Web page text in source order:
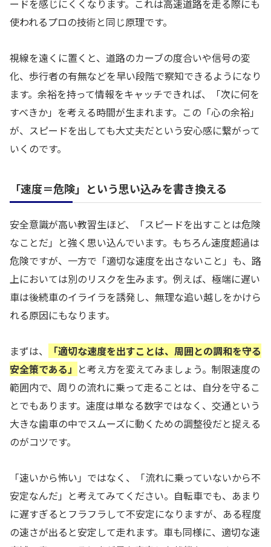
ードを感じにくくなります。これは高速道路を走る際にも
使われるプロの技術と同じ原理です。
視線を遠くに置くと、道路のカーブの度合いや信号の変
化、歩行者の有無などを早い段階で察知できるようになり
ます。余裕を持って情報をキャッチできれば、「次に何を
すべきか」を考える時間が生まれます。この「心の余裕」
が、スピードを出しても大丈夫だという安心感に繋がって
いくのです。
「速度＝危険」という思い込みを書き換える
安全意識が高い教習生ほど、「スピードを出すことは危険
なことだ」と強く思い込んでいます。もちろん速度超過は
危険ですが、一方で「適切な速度を出さないこと」も、路
上においては別のリスクを生みます。例えば、極端に遅い
車は後続車のイライラを誘発し、無理な追い越しをかけら
れる原因にもなります。
まずは、
「適切な速度を出すことは、周囲との調和を守る
安全策である」 と考え方を変えてみましょう。制限速度の
範囲内で、周りの流れに乗って走ることは、自分を守るこ
とでもあります。速度は単なる数字ではなく、交通という
大きな歯車の中でスムーズに動くための調整役だと捉える
のがコツです。
「速いから怖い」ではなく、「流れに乗っていないから不
安定なんだ」と考えてみてください。自転車でも、あまり
に遅すぎるとフラフラして不安定になりますが、ある程度
の速さが出ると安定して走れます。車も同様に、適切な速